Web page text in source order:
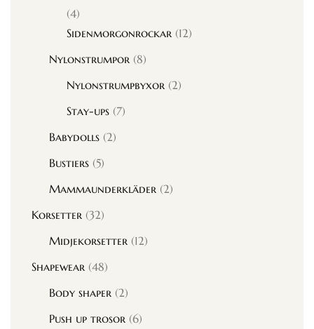
(4)
Sidenmorgonrockar (12)
Nylonstrumpor (8)
Nylonstrumpbyxor (2)
Stay-ups (7)
Babydolls (2)
Bustiers (5)
Mammaunderkläder (2)
Korsetter (32)
Midjekorsetter (12)
Shapewear (48)
Body shaper (2)
Push up trosor (6)